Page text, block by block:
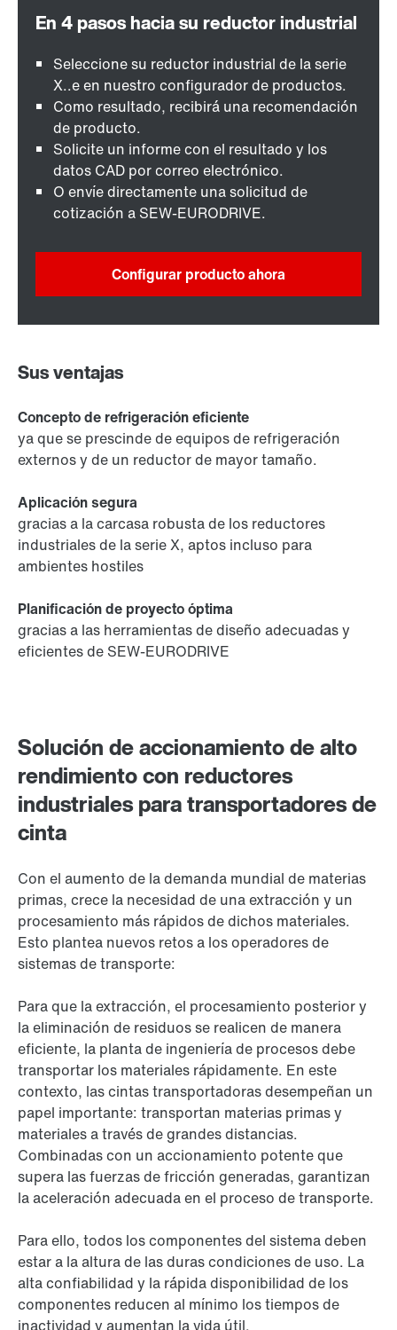
Solución de accionamiento de alto
rendimiento con reductores
industriales para transportadores de
cinta
Con el aumento de la demanda mundial de materias
primas, crece la necesidad de una extracción y un
procesamiento más rápidos de dichos materiales.
Esto plantea nuevos retos a los operadores de
sistemas de transporte:
Para que la extracción, el procesamiento posterior y
la eliminación de residuos se realicen de manera
eficiente, la planta de ingeniería de procesos debe
transportar los materiales rápidamente. En este
contexto, las cintas transportadoras desempeñan un
papel importante: transportan materias primas y
materiales a través de grandes distancias.
Combinadas con un accionamiento potente que
supera las fuerzas de fricción generadas, garantizan
la aceleración adecuada en el proceso de transporte.
Para ello, todos los componentes del sistema deben
estar a la altura de las duras condiciones de uso. La
alta confiabilidad y la rápida disponibilidad de los
componentes reducen al mínimo los tiempos de
Seleccione su reductor industrial de la serie
X..e en nuestro configurador de productos.
Como resultado, recibirá una recomendación
de producto.
Solicite un informe con el resultado y los
datos CAD por correo electrónico.
O envíe directamente una solicitud de
cotización a SEW-EURODRIVE.
Configurar producto ahora
Sus ventajas
Concepto de refrigeración eficiente
ya que se prescinde de equipos de refrigeración
externos y de un reductor de mayor tamaño.
Aplicación segura
gracias a la carcasa robusta de los reductores
industriales de la serie X, aptos incluso para
ambientes hostiles
Planificación de proyecto óptima
gracias a las herramientas de diseño adecuadas y
eficientes de SEW-EURODRIVE